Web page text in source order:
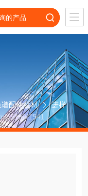
谱配件耗材
进样
5190-1541